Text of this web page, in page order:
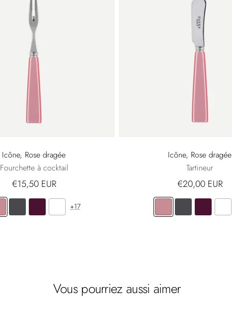
Icône, Rose dragée
Fourchette à cocktail
€15,50 EUR
+17
Icône, Rose dragée
Tartineur
€20,00 EUR
Vous pourriez aussi aimer